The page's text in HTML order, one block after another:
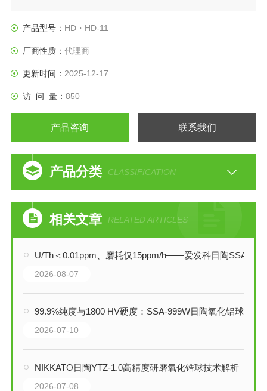
产品型号： HD・HD-11
厂商性质： 代理商
更新时间： 2025-12-17
访 问 量： 850
产品咨询 联系我们
产品分类 CLASSIFICATION
相关文章 RELATED ARTICLES
U/Th＜0.01ppm、磨耗仅15ppm/h——爱发科日陶SSA-999W如何守护材料纯净度
2026-08-07
99.9%纯度与1800 HV硬度：SSA-999W日陶氧化铝球如何重塑超细研磨
2026-07-10
NIKKATO日陶YTZ-1.0高精度研磨氧化锆球技术解析
2026-07-08